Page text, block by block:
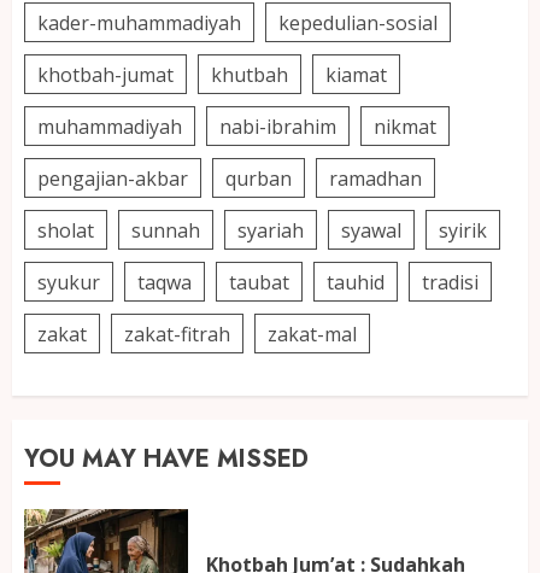
kader-muhammadiyah
kepedulian-sosial
khotbah-jumat
khutbah
kiamat
muhammadiyah
nabi-ibrahim
nikmat
pengajian-akbar
qurban
ramadhan
sholat
sunnah syariah syawal
syirik
syukur
taqwa taubat tauhid
tradisi
zakat
zakat-fitrah zakat-mal
YOU MAY HAVE MISSED
Khotbah Jum’at : Sudahkah